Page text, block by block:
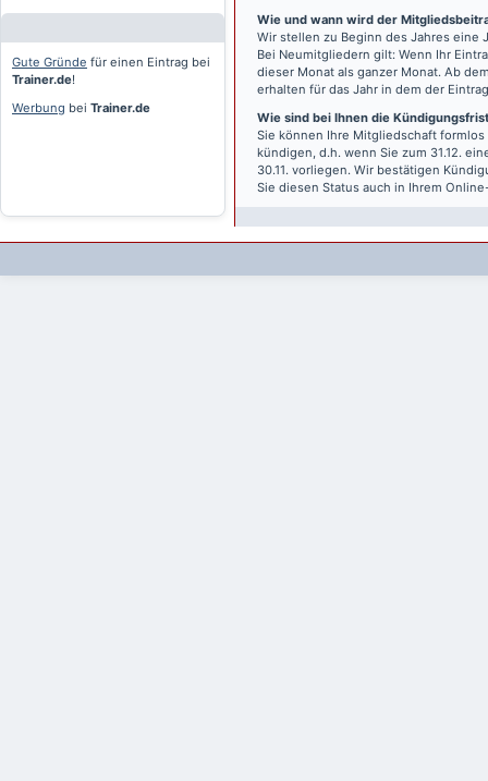
Gute Gründe für einen Eintrag bei
Trainer.de!
Werbung bei Trainer.de
Wie und wann wird der
Wir stellen zu Beginn des Jahres eine
Bei Neumitgliedern gilt: Wenn Ihr
dieser Monat als ganzer Monat. Ab
erhalten für das Jahr in dem der
Wie sind bei Ihnen die
Sie können Ihre Mitgliedschaft
kündigen, d.h. wenn Sie zum 31.12.
30.11. vorliegen. Wir bestätigen
Sie diesen Status auch in Ihrem